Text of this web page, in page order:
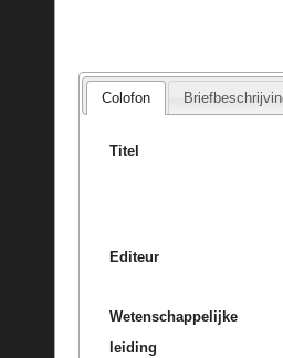
Colofon
Titel
Editeur
Wetenschappelijke
leiding